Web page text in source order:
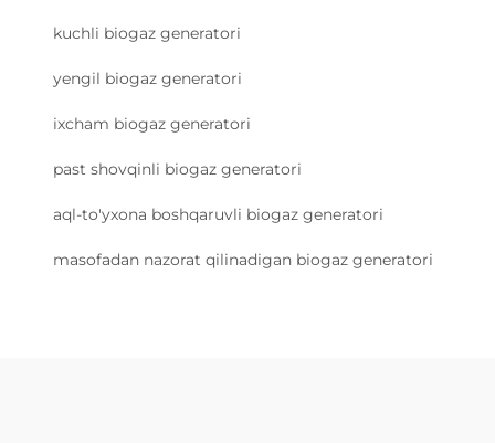
kuchli biogaz generatori
yengil biogaz generatori
ixcham biogaz generatori
past shovqinli biogaz generatori
aql-to'yxona boshqaruvli biogaz generatori
masofadan nazorat qilinadigan biogaz generatori